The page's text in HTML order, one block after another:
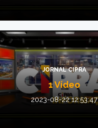
JORNAL CIPRA
1 Vídeo
2023-08-22 12:53:47